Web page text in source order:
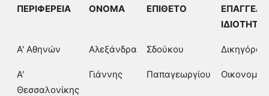
ΠΕΡΙΦΕΡΕΙΑ ΟΝΟΜΑ ΕΠΙΘΕΤΟ
ΙΔΙΟΤΗΤΑ
Α' Αθηνών Αλεξάνδρα Σδούκου Δικηγόρος
Α'
Θεσσαλονίκης
Γιάννης Παπαγεωργίου